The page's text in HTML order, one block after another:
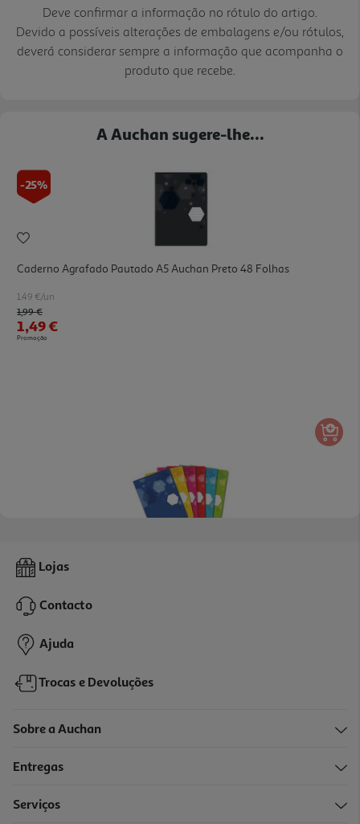
Deve confirmar a informação no rótulo do artigo.
Devido a possíveis alterações de embalagens e/ou rótulos,
deverá considerar sempre a informação que acompanha o
produto que recebe.
A Auchan sugere-lhe...
-25%
Caderno Agrafado Pautado A5 Auchan Preto 48 Folhas
1.49 €/un
Price reduced from
1,99 €to
1,49 €
Promoção
Caderno Quadriculado Agrafado A5 Auchan 48 Folhas Cores
Sortidas
1,99 €
-25%
Lojas
Contacto
Ajuda
Trocas e Devoluções
Sobre a Auchan
Entregas
Serviços